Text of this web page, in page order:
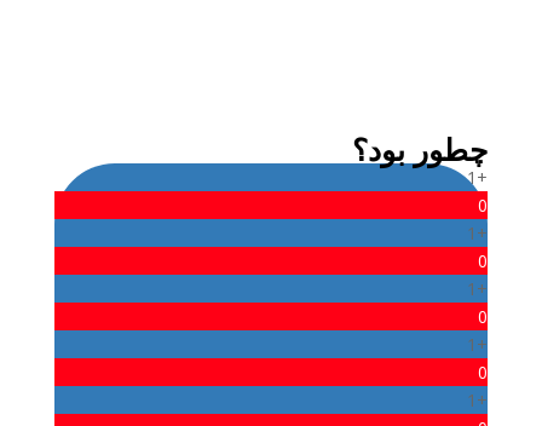
چطور بود؟
+1
0
+1
0
+1
0
+1
0
+1